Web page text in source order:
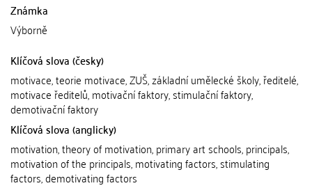
Známka
Výborně
Klíčová slova (česky)
motivace, teorie motivace, ZUŠ, základní umělecké školy, ředitelé,
motivace ředitelů, motivační faktory, stimulační faktory,
demotivační faktory
Klíčová slova (anglicky)
motivation, theory of motivation, primary art schools, principals,
motivation of the principals, motivating factors, stimulating
factors, demotivating factors